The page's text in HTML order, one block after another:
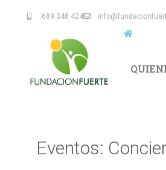
689 348 424
Eventos: